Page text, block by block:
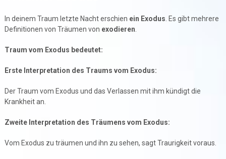
In deinem Traum letzte Nacht erschien ein Exodus . Es gibt mehrere
Definitionen von Träumen von exodieren
Traum vom Exodus bedeutet:
Erste Interpretation des Traums vom Exodus:
Der Traum vom Exodus und das Verlassen mit ihm kündigt die
Krankheit an.
Zweite Interpretation des Träumens vom Exodus:
Vom Exodus zu träumen und ihn zu sehen, sagt Traurigkeit voraus.